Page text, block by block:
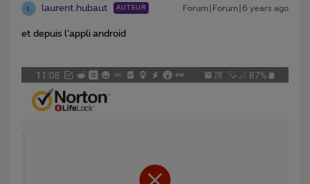
laurent.hubaut AUTEUR Forum|Forum|6 years ago
et depuis l’appli android